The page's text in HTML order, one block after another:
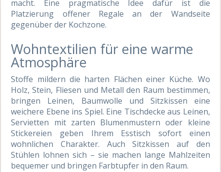
macht. Eine pragmatische Idee dafür ist die
Platzierung offener Regale an der Wandseite
gegenüber der Kochzone.
Wohntextilien für eine warme
Atmosphäre
Stoffe mildern die harten Flächen einer Küche. Wo
Holz, Stein, Fliesen und Metall den Raum bestimmen,
bringen Leinen, Baumwolle und Sitzkissen eine
weichere Ebene ins Spiel. Eine Tischdecke aus Leinen,
Servietten mit zarten Blumenmustern oder kleine
Stickereien geben Ihrem Esstisch sofort einen
wohnlichen Charakter. Auch Sitzkissen auf den
Stühlen lohnen sich – sie machen lange Mahlzeiten
bequemer und bringen Farbtupfer in den Raum.